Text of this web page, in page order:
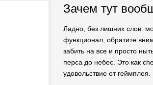
Зачем тут
Ладно, без лишних слов:
функционал, обратите
забить на все и просто
перса до небес. Это как
удовольствие от геймплея.